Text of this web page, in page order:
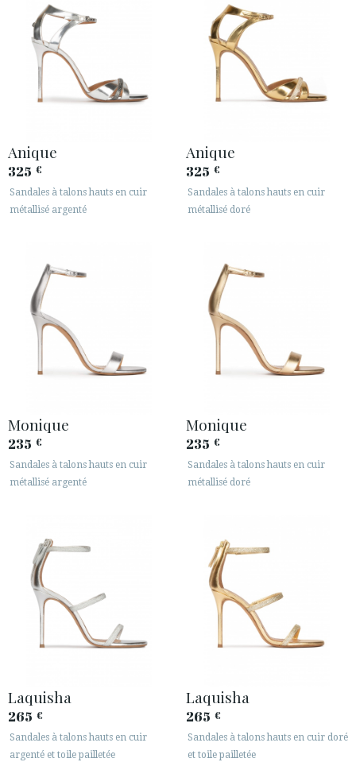
Anique
325 €
Sandales à talons hauts en cuir
métallisé argenté
Anique
325 €
Sandales à talons hauts en cuir
métallisé doré
Monique
235 €
Sandales à talons hauts en cuir
métallisé argenté
Monique
235 €
Sandales à talons hauts en cuir
métallisé doré
Laquisha
265 €
Sandales à talons hauts en cuir
argenté et toile pailletée
Laquisha
265 €
Sandales à talons hauts en cuir doré
et toile pailletée